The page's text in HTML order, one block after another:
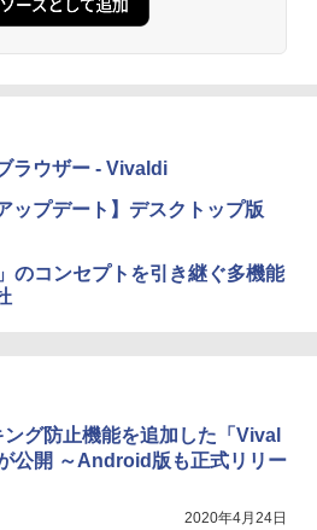
Paperwhite シグニチャーエディ
(32GB) 7インチディスプレイ、明
自動調整、色調調節ライト、12週間
Kindle Colorsoft | 16GBストレ
ー、広告無し、ブラック (2025年発
ンチカラーディスプレイ、64GBスト
ジ、ノート機能搭載、明るさ自動調
色調調節ライト、プレミアムペン付
ラウザー - Vivaldi
ップデート】デスクトップ版
のコンセプトを引き継ぐ多機能
ング防止機能を追加した「Vival
公開 ～Android版も正式リリー
2020年4月24日